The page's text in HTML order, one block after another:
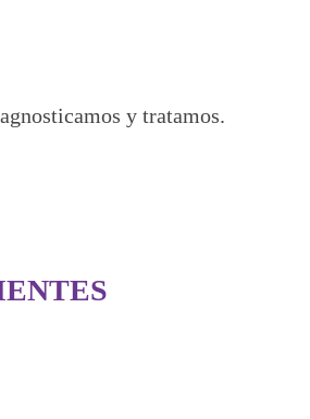
y tratamos.